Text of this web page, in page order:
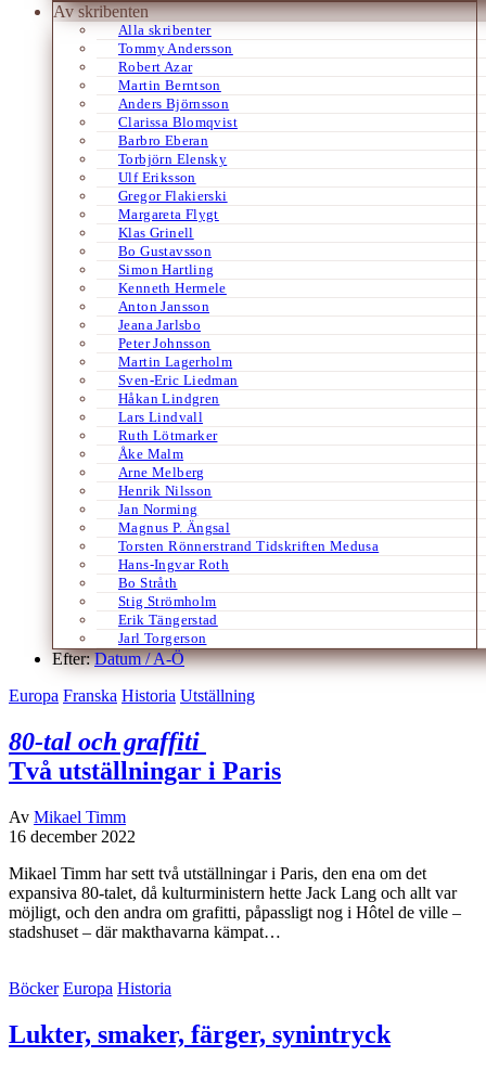
Av skribenten
Alla skribenter
Tommy Andersson
Robert Azar
Martin Berntson
Anders Björnsson
Clarissa Blomqvist
Barbro Eberan
Torbjörn Elensky
Ulf Eriksson
Gregor Flakierski
Margareta Flygt
Klas Grinell
Bo Gustavsson
Simon Hartling
Kenneth Hermele
Anton Jansson
Jeana Jarlsbo
Peter Johnsson
Martin Lagerholm
Sven-Eric Liedman
Håkan Lindgren
Lars Lindvall
Ruth Lötmarker
Åke Malm
Arne Melberg
Henrik Nilsson
Jan Norming
Magnus P. Ängsal
Torsten Rönnerstrand Tidskriften Medusa
Hans-Ingvar Roth
Bo Stråth
Stig Strömholm
Erik Tängerstad
Jarl Torgerson
Efter:Datum /A-Ö
Europa Franska Historia Utställning
80-tal och graffiti
Två utställningar i Paris
Av Mikael Timm
16 december 2022
Mikael Timm har sett två utställningar i Paris, den ena om det
expansiva 80-talet, då kulturministern hette Jack Lang och allt var
möjligt, och den andra om grafitti, påpassligt nog i Hôtel de ville –
stadshuset – där makthavarna kämpat…
Böcker Europa Historia
Lukter, smaker, färger, synintryck